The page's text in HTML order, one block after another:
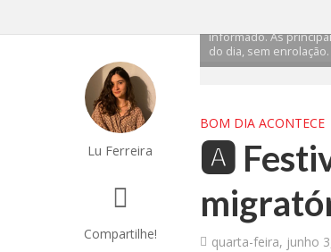
Lu Ferreira
Compartilhe!
informado. As
do dia, sem enrolação.
BOM DIA ACONTECE
🅰️
quarta-feira, junho